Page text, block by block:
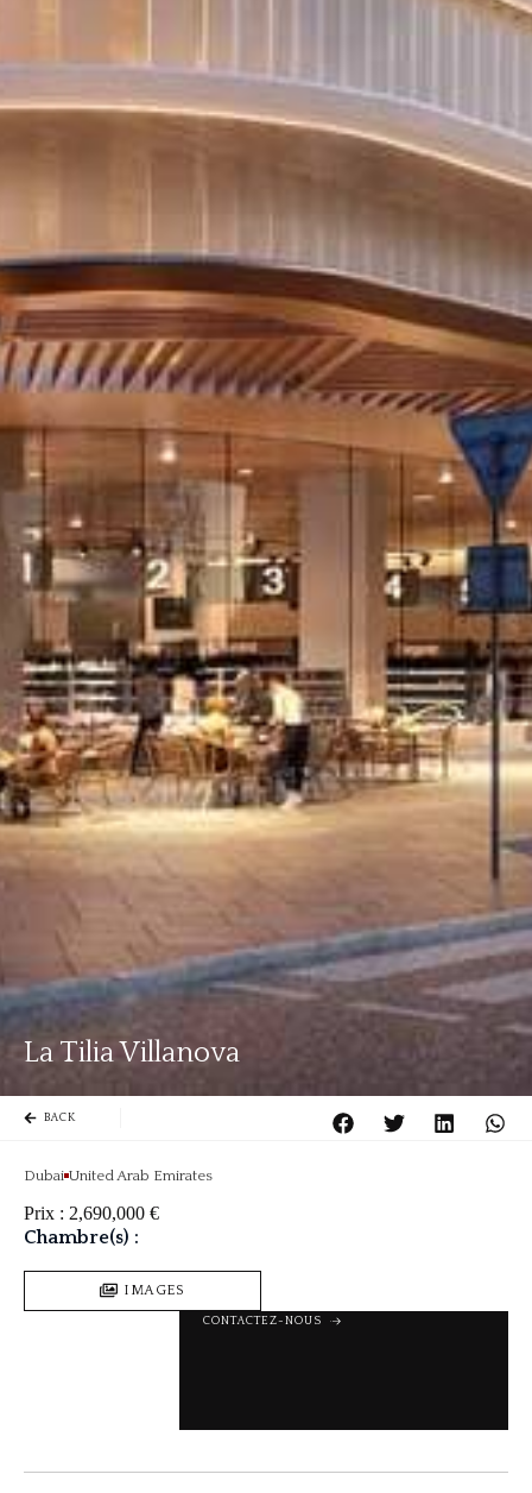
La Tilia Villanova
BACK
Dubai United Arab Emirates
Prix : 2,690,000 €
Chambre(s) :
IMAGES
CONTACTEZ-NOUS